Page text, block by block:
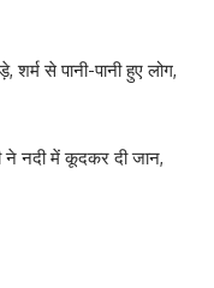
से पानी-पानी हुए लोग,
ने नदी में कूदकर दी जान,